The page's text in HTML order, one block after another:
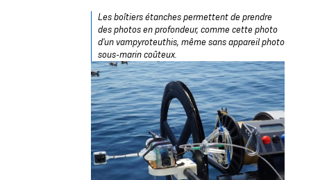
Les boîtiers étanches permettent de prendre
des photos en profondeur, comme cette photo
d'un vampyroteuthis, même sans appareil photo
sous-marin coûteux.